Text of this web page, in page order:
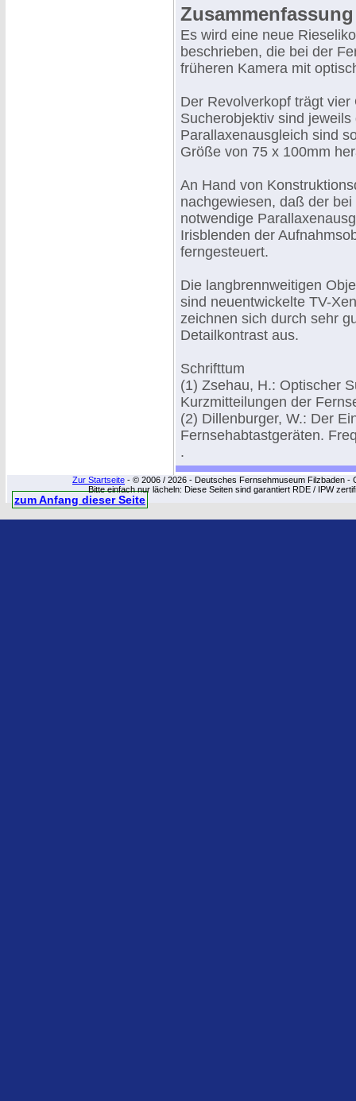
Zusammenfassung
Es wird eine neue
beschrieben, die bei der
früheren Kamera mit
Der Revolverkopf trägt
Sucherobjektiv sind
Parallaxenausgleich sind
Größe von 75 x 100mm
An Hand von
nachgewiesen, daß der
notwendige
Irisblenden der
ferngesteuert.
Die langbrennweitigen
sind neuentwickelte TV-
zeichnen sich durch sehr
Detailkontrast aus.
Schrifttum
(1) Zsehau, H.: Optischer
Kurzmitteilungen der
(2) Dillenburger, W.: Der
Fernsehabtastgeräten.
.
Zur Startseite - © 2006 / 2026 - Deutsches Fernsehmuseum Filzbaden -
Bitte einfach nur lächeln: Diese Seiten sind garantiert RDE / IPW
zum Anfang dieser Seite